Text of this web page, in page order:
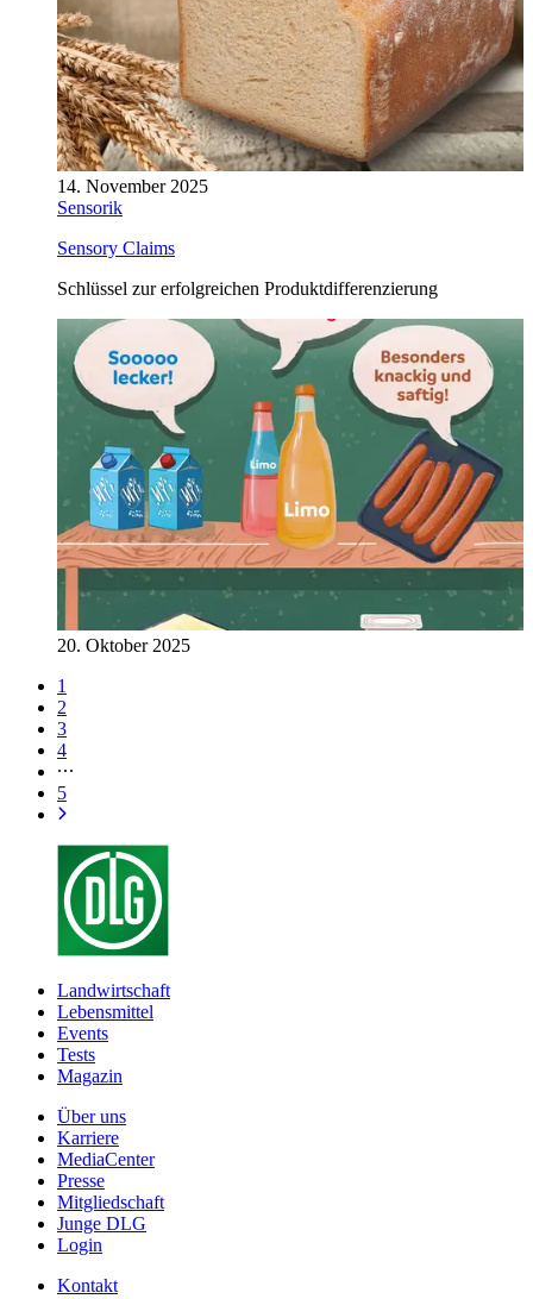
14. November 2025
Sensorik
Sensory Claims
Schlüssel zur erfolgreichen Produktdifferenzierung
20. Oktober 2025
1
2
3
4
5
Landwirtschaft
Lebensmittel
Events
Tests
Magazin
Über uns
Karriere
MediaCenter
Presse
Mitgliedschaft
Junge DLG
Login
Kontakt